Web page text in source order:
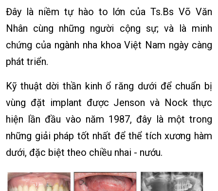
Đây là niềm tự hào to lớn của Ts.Bs Võ Văn
Nhân cùng những người cộng sự; và là minh
chứng của ngành nha khoa Việt Nam ngày càng
phát triển.
Kỹ thuật dời thần kinh ổ răng dưới để chuẩn bị
vùng đặt implant được Jenson và Nock thực
hiện lần đầu vào năm 1987, đây là một trong
những giải pháp tốt nhất để thể tích xương hàm
dưới, đặc biệt theo chiều nhai - nướu.